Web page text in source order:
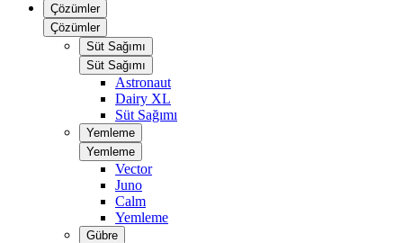
Çözümler
Çözümler
Süt Sağımı
Süt Sağımı
Astronaut
Dairy XL
Süt Sağımı
Yemleme
Yemleme
Vector
Juno
Calm
Yemleme
Gübre